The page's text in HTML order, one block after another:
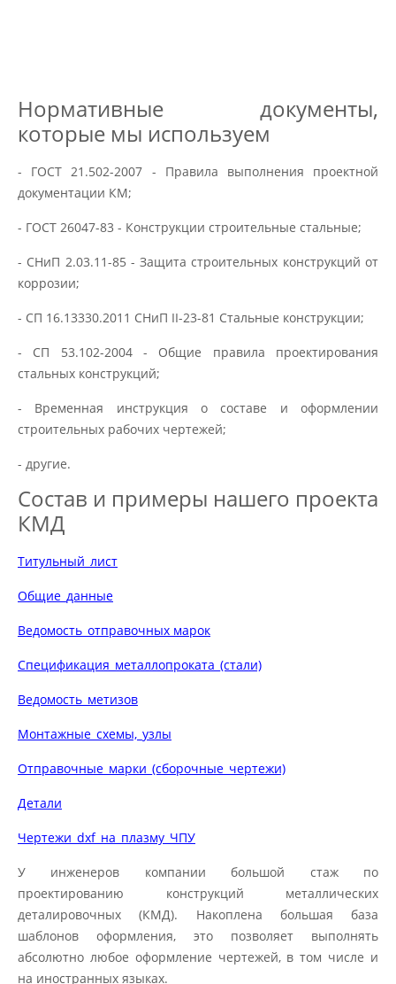
Нормативные документы,
которые мы используем
- ГОСТ 21.502-2007 - Правила выполнения проектной
документации КМ;
- ГОСТ 26047-83 - Конструкции строительные стальные;
- СНиП 2.03.11-85 - Защита строительных конструкций от
коррозии;
- СП 16.13330.2011 СНиП II-23-81 Стальные конструкции;
- СП 53.102-2004 - Общие правила проектирования
стальных конструкций;
- Временная инструкция о составе и оформлении
строительных рабочих чертежей;
- другие.
Состав и примеры нашего проекта
КМД
Титульный_лист
Общие_данные
Ведомость_отправочных марок
Спецификация_металлопроката_(стали)
Ведомость_метизов
Монтажные_схемы,_узлы
Отправочные_марки_(сборочные_чертежи)
Детали
Чертежи_dxf_на_плазму_ЧПУ
У инженеров компании большой стаж по
проектированию конструкций металлических
деталировочных (КМД). Накоплена большая база
шаблонов оформления, это позволяет выполнять
абсолютно любое оформление чертежей, в том числе и
на иностранных языках.